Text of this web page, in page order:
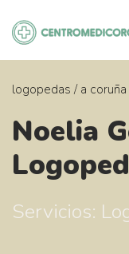
contenido
logopedas / a coruña
Noelia
Servicios: